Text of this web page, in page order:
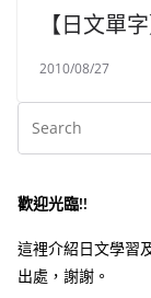
【日文單
2010/08/27
歡迎光臨!!
這裡介紹日文學習
出處，謝謝。